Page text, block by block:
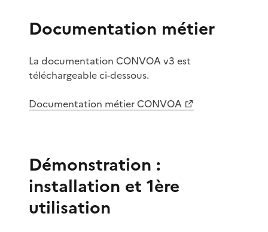
Documentation métier
La documentation CONVOA v3 est
téléchargeable ci-dessous.
Documentation métier CONVOA
Démonstration :
installation et 1ère
utilisation